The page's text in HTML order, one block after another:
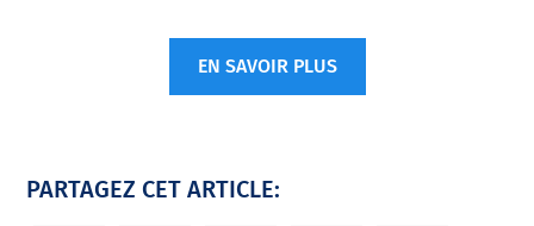
EN SAVOIR PLUS
PARTAGEZ CET ARTICLE: